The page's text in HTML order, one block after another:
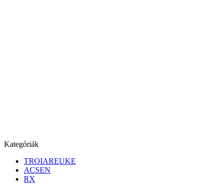
Kategóriák
TROIAREUKE
ACSEN
RX